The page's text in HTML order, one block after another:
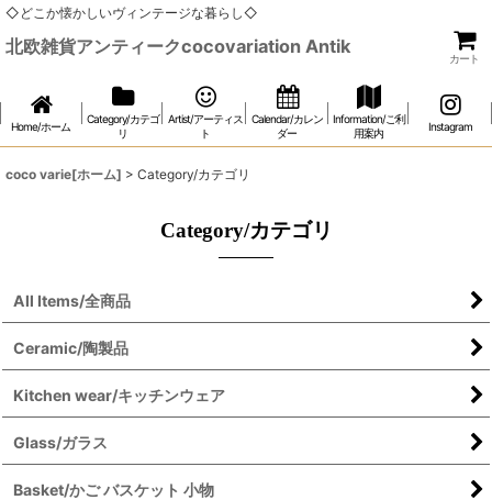
◇どこか懐かしいヴィンテージな暮らし◇
北欧雑貨アンティークcocovariation Antik
カート
Home/ホーム
Category/カテゴ
リ
Artist/アーティス
ト
Calendar/カレン
ダー
Information/ご利
用案内
Instagram
coco varie[ホーム] > Category/カテゴリ
Category/カテゴリ
All Items/全商品
Ceramic/陶製品
Kitchen wear/キッチンウェア
Glass/ガラス
Basket/かご バスケット 小物